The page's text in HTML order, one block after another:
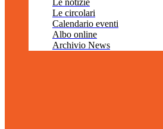
Le notizie
Le circolari
Calendario eventi
Albo online
Archivio News